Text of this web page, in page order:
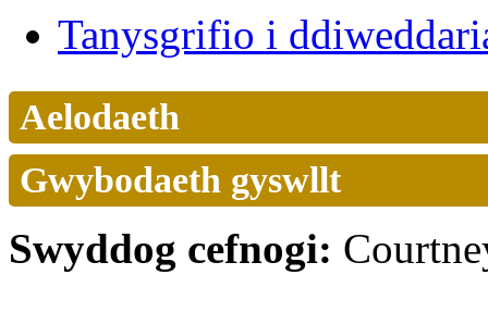
Tanysgrifio i
Aelodaeth
Gwybodaeth gyswllt
Swyddog cefnogi: